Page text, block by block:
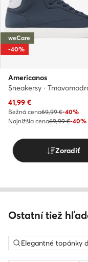
weCare
-40%
Americanos
Sneakersy ·
Aktuálna cena
41,99 €
Bežná cena69,99 €-40%
Najnižšia cena69,99 €-40%
Zoradiť
Ostatní tiež
Elegantné topánky